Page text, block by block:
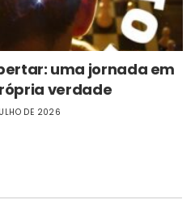
uma jornada em
verdade
DE 2026